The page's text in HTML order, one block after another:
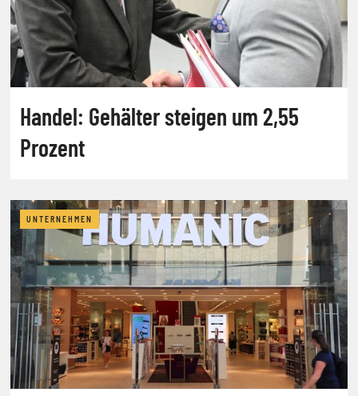
Handel: Gehälter steigen um 2,55
Prozent
UNTERNEHMEN